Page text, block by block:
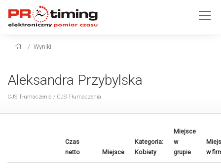
Wyniki
Aleksandra Przybylska
CJS Tłumaczenia / CJS Tłumaczenia
Czas
netto
Miejsce
Kategoria:
Kobiety
Miejsce
w
grupie
w